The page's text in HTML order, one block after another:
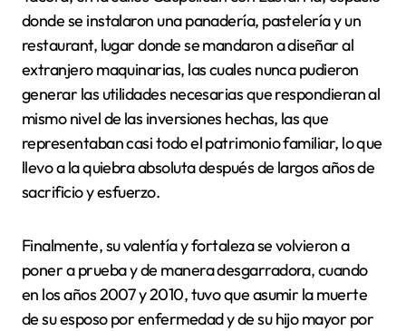
donde se instalaron una panadería, pastelería y un
restaurant, lugar donde se mandaron a diseñar al
extranjero maquinarias, las cuales nunca pudieron
generar las utilidades necesarias que respondieran al
mismo nivel de las inversiones hechas, las que
representaban casi todo el patrimonio familiar, lo que
llevo a la quiebra absoluta después de largos años de
sacrificio y esfuerzo.
Finalmente, su valentía y fortaleza se volvieron a
poner a prueba y de manera desgarradora, cuando
en los años 2007 y 2010, tuvo que asumir la muerte
de su esposo por enfermedad y de su hijo mayor por